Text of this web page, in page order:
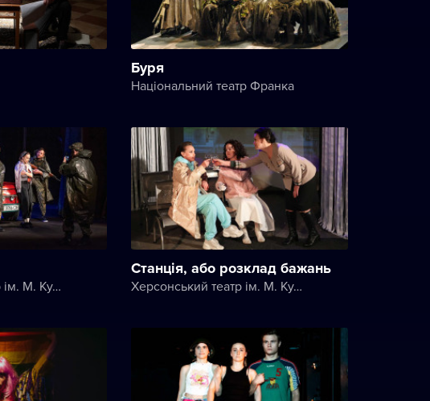
Буря
Національний театр Франка
Херсонський театр ім. М. Куліша
Станція, або розклад бажань
Херсонський театр ім. М. Куліша